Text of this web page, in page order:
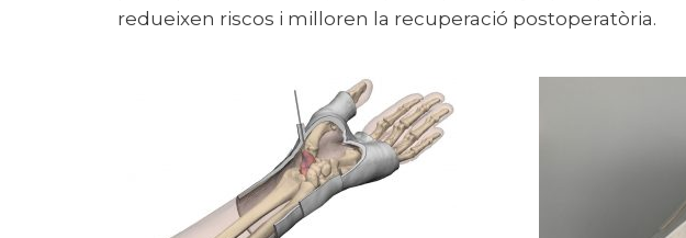
redueixen riscos i milloren la recuperació postoperatòria.